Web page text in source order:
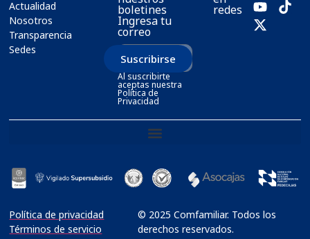
Actualidad
Nosotros
Transparencia
Sedes
boletines
Ingresa tu
correo
Suscribirse
Al suscribirte
aceptas nuestra
Política de
Privacidad
redes
Política de privacidad
Términos de servicio
© 2025 Comfamiliar. Todos los
derechos reservados.